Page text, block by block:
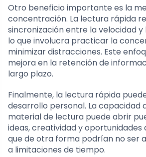
Otro beneficio importante es la
concentración. La lectura rápida
sincronización entre la velocidad
lo que involucra practicar la
minimizar distracciones. Este
mejora en la retención de
largo plazo.
Finalmente, la lectura rápida
desarrollo personal. La capacidad
material de lectura puede abrir
ideas, creatividad y oportunidades
que de otra forma podrían no ser
a limitaciones de tiempo.